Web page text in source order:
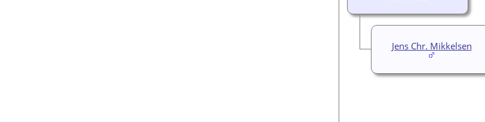
Jens Chr. Mikkelsen